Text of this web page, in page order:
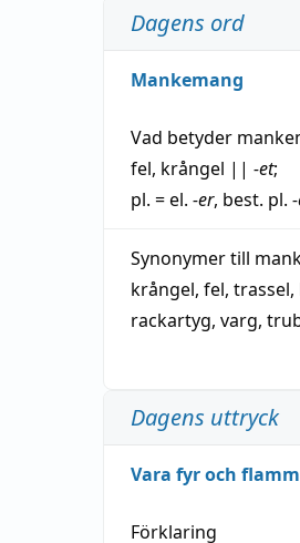
Dagens ord
Mankemang
Vad betyder
fel, krångel || -et;
pl. = el. -er, best. pl.
Synonymer till
krångel, fel, trassel,
rackartyg, varg,
Dagens uttryck
Vara fyr och
Förklaring